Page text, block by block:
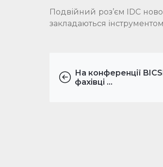
Подвійний роз’єм IDC
закладаються
На конференції
фахівці ...